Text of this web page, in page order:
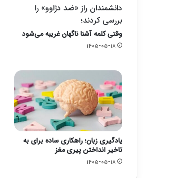
دانشمندان راز «ضد دژاوو» را
بررسی کردند؛
وقتی کلمه آشنا ناگهان غریبه می‌شود
۱۴۰۵-۰۵-۱۸
یادگیری زبان؛ راهکاری ساده برای به
تاخیر انداختن پیری مغز
۱۴۰۵-۰۵-۱۸